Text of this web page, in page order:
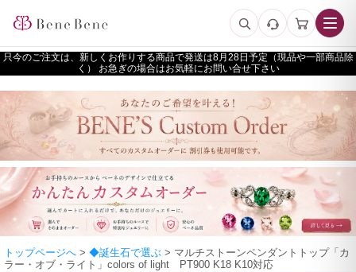
只今のご注文は、新しくお作りする商品で発送は
予定（現品や一部商品除
く） お急ぎの場合はお気軽にお問い合せ下さい
トップページへ > ◆誕生石で選ぶ > マルチストーンペンダントトップ「カ
ラー・オブ・ライト」colors of light PT900 K18 K10対応